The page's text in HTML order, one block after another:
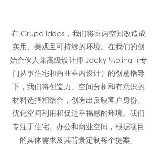
在 Grupo Ideas，我们将室内空间改造成
实用、美观且可持续的环境。在我们的创
始合伙人兼高级设计师 Jacky Molina（专
门从事住宅和商业室内设计）的创意指导
下，我们将创造力、空间分析和有意识的
材料选择相结合，创造出反映客户身份、
优化空间利用和促进幸福感的环境。我们
专注于住宅、办公和商业空间，根据项目
的具体需求及其背景定制每个提案。